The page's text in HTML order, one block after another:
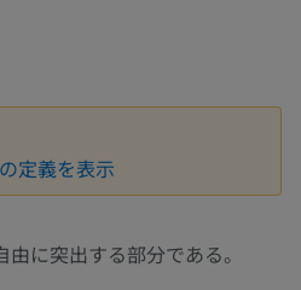
定義を表示
に突出する部分である。